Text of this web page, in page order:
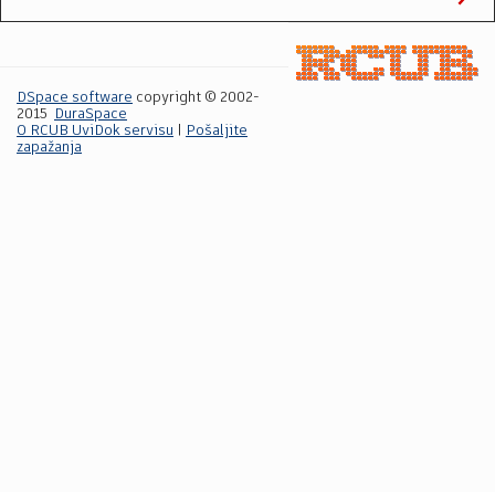
DSpace software copyright © 2002-
2015
DuraSpace
O RCUB UviDok servisu
Pošaljite
zapažanja